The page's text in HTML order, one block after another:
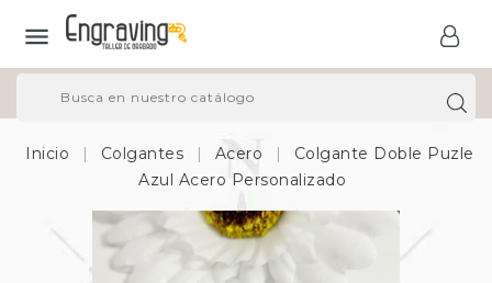

Inicio Colgantes Acero
Colgante Doble Puzle
Azul Acero Personalizado